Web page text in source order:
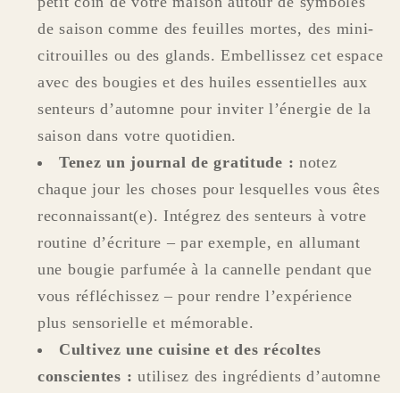
de saison comme des feuilles mortes, des mini-
citrouilles ou des glands. Embellissez cet espace
avec des bougies et des huiles essentielles aux
senteurs d’automne pour inviter l’énergie de la
saison dans votre quotidien.
Tenez un journal de gratitude : notez
chaque jour les choses pour lesquelles vous êtes
reconnaissant(e). Intégrez des senteurs à votre
routine d’écriture – par exemple, en allumant
une bougie parfumée à la cannelle pendant que
vous réfléchissez – pour rendre l’expérience
plus sensorielle et mémorable.
Cultivez une cuisine et des récoltes
conscientes : utilisez des ingrédients d’automne